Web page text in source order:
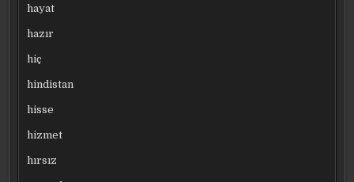
hayat
hazır
hiç
hindistan
hisse
hizmet
hırsız